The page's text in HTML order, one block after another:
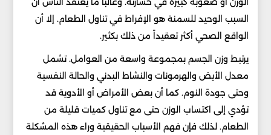
السبب الوحيد للسمنة هو الإفراط في تناول الطعام. إلا أن
الواقع الصحي أكثر تعقيداً من ذلك بكثير.
يرتبط وزن الجسم بمجموعة واسعة من العوامل. تشمل
معدل الأيض والهرمونات والنشاط البدني والحالة النفسية
وحتى جودة النوم. كما أن بعض الأمراض أو الأدوية قد
تؤدي إلى اكتساب الوزن حتى مع تناول كميات قليلة من
الطعام. لذلك فإن فهم الأسباب الحقيقية وراء هذه المشكلة